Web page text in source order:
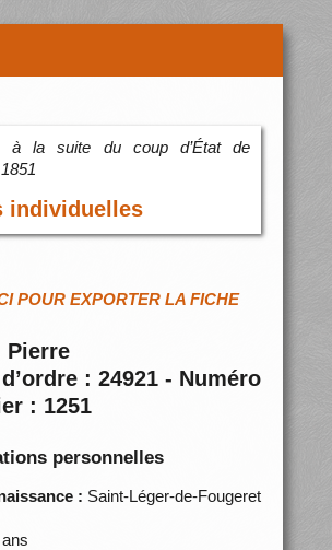
à la suite du coup d’État de
individuelles
POUR EXPORTER LA FICHE
Pierre
: 24921 - Numéro
: 1251
personnelles
: Saint-Léger-de-Fougeret